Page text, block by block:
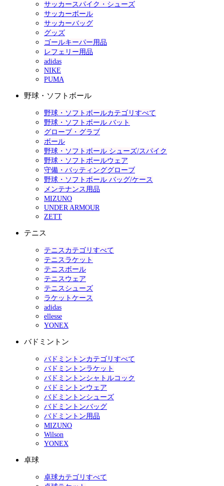
サッカースパイク・シューズ
サッカーボール
サッカーバッグ
グッズ
ゴールキーパー用品
レフェリー用品
adidas
NIKE
PUMA
野球・ソフトボール
野球・ソフトボールカテゴリすべて
野球・ソフトボール バット
グローブ・グラブ
ボール
野球・ソフトボール シューズ/スパイク
野球・ソフトボールウェア
守備・バッティンググローブ
野球・ソフトボール バッグ/ケース
メンテナンス用品
MIZUNO
UNDER ARMOUR
ZETT
テニス
テニスカテゴリすべて
テニスラケット
テニスボール
テニスウェア
テニスシューズ
ラケットケース
adidas
ellesse
YONEX
バドミントン
バドミントンカテゴリすべて
バドミントンラケット
バドミントンシャトルコック
バドミントンウェア
バドミントンシューズ
バドミントンバッグ
バドミントン用品
MIZUNO
Wilson
YONEX
卓球
卓球カテゴリすべて